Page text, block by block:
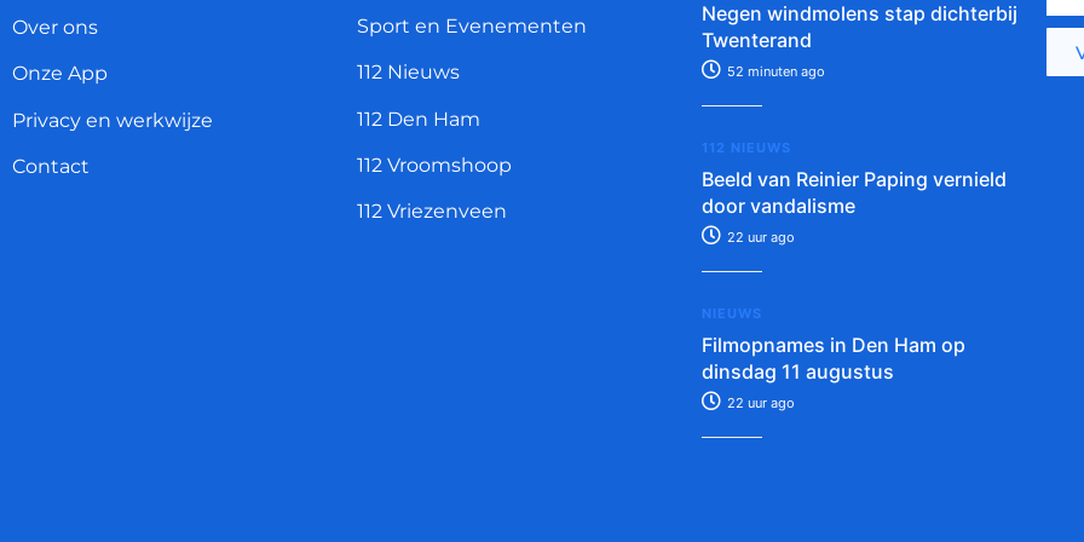
Over ons
Onze App
Privacy en werkwijze
Contact
Sport en Evenementen
112 Nieuws
112 Den Ham
112 Vroomshoop
112 Vriezenveen
Negen windmolens stap dichterbij
Twenterand
52 minuten ago
112 NIEUWS
Beeld van Reinier Paping vernield
door vandalisme
22 uur ago
NIEUWS
Filmopnames in Den Ham op
dinsdag 11 augustus
22 uur ago